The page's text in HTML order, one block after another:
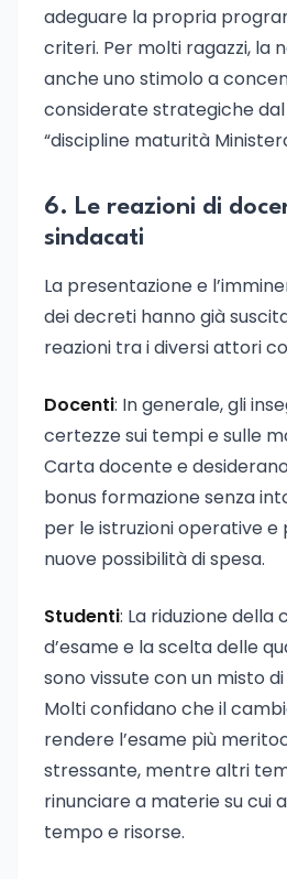
adeguare la propria
criteri. Per molti ragazzi, la
anche uno stimolo a
considerate strategiche
“discipline maturità
6. Le reazioni di
sindacati
La presentazione e
dei decreti hanno già
reazioni tra i diversi attori
Docenti: In generale, gli
certezze sui tempi e sulle
Carta docente e
bonus formazione senza
per le istruzioni operative e
nuove possibilità di spesa.
Studenti: La riduzione della
d’esame e la scelta delle
sono vissute con un misto
Molti confidano che il
rendere l’esame più
stressante, mentre altri
rinunciare a materie su cui
tempo e risorse.